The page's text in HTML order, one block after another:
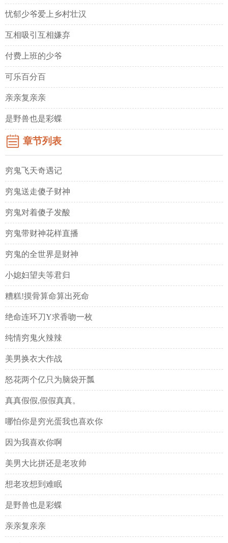
忧郁少爷爱上乡村壮汉
互相吸引互相嫌弃
付费上班的少爷
可乐百分百
亲亲复亲亲
是野兽也是彩蝶
章节列表
穷鬼飞天奇遇记
穷鬼送走傻子财神
穷鬼对着傻子发酸
穷鬼带财神花样直播
穷鬼的全世界是财神
小媳妇望夫等君归
糟糕!摸骨算命算出死命
绝命连环刀Y求香吻一枚
纯情穷鬼火辣辣
美男换衣大作战
怒花两个亿只为脑袋开瓢
真真假假,假假真真。
哪怕你是穷光蛋我也喜欢你
因为我喜欢你啊
美男大比拼还是老攻帅
想老攻想到难眠
是野兽也是彩蝶
亲亲复亲亲